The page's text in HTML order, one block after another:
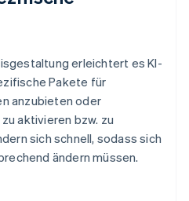
erleichtert es KI-
Pakete für
anzubieten oder
aktivieren bzw. zu
sich schnell, sodass sich
ändern müssen.